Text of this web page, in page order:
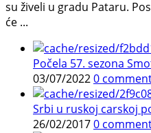
su živeli u gradu Pataru.
će ...
Počela 57. sezona
03/07/20220
Srbi u ruskoj carskoj
26/02/20170